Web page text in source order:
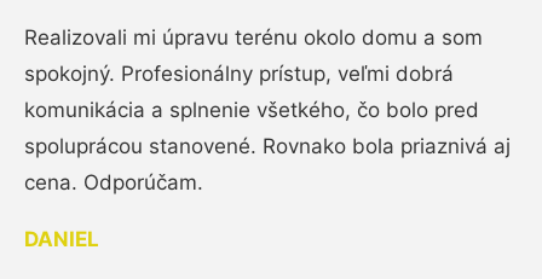
Realizovali mi úpravu terénu okolo domu a som
spokojný. Profesionálny prístup, veľmi dobrá
komunikácia a splnenie všetkého, čo bolo pred
spoluprácou stanovené. Rovnako bola priaznivá aj
cena. Odporúčam.
DANIEL